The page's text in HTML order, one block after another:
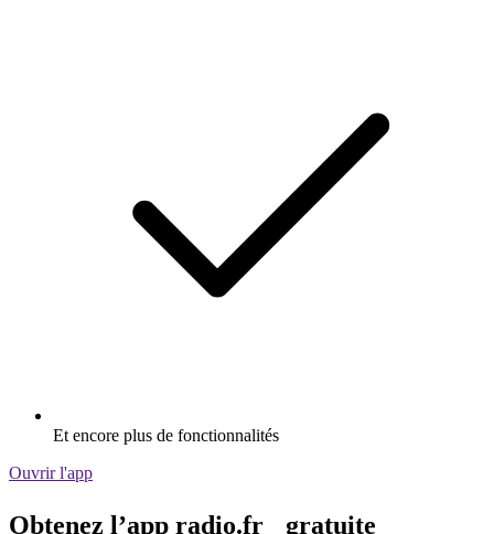
Et encore plus de fonctionnalités
Ouvrir l'app
Obtenez l’app radio.fr gratuite